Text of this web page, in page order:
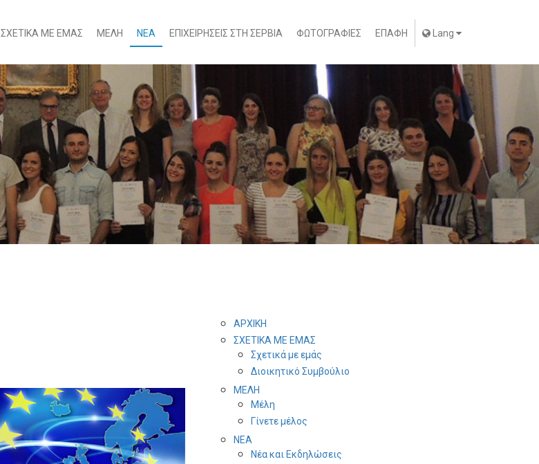
ΣΧΕΤΙΚΑ ΜΕ ΕΜΑΣ ΜΕΛΗ ΝΕΑ ΕΠΙΧΕΙΡΗΣΕΙΣ ΣΤΗ ΣΕΡΒΙΑ ΦΩΤΟΓΡΑΦΙΕΣ ΕΠΑΦΗ Lang
ΑΡΧΙΚΗ
ΣΧΕΤΙΚΑ ΜΕ ΕΜΑΣ
Σχετικά με εμάς
Διοικητικό Συμβούλιο
ΜΕΛΗ
Μέλη
Γίνετε μέλος
ΝΕΑ
Νέα και Εκδηλώσεις